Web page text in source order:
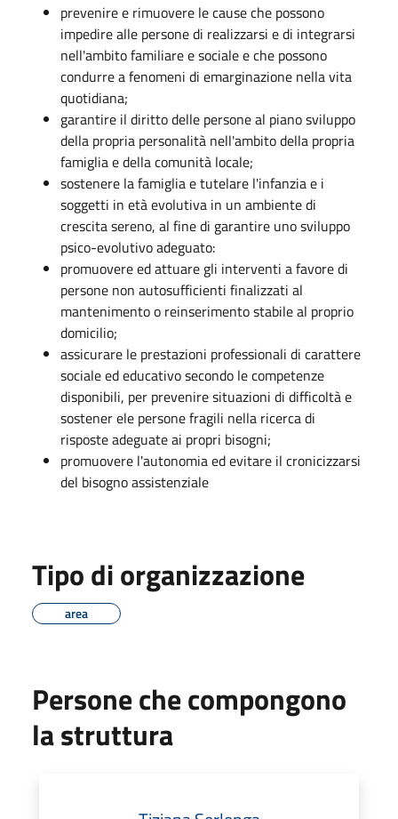
prevenire e rimuovere le cause che possono
impedire alle persone di realizzarsi e di integrarsi
nell'ambito familiare e sociale e che possono
condurre a fenomeni di emarginazione nella vita
quotidiana;
garantire il diritto delle persone al piano sviluppo
della propria personalità nell'ambito della propria
famiglia e della comunità locale;
sostenere la famiglia e tutelare l'infanzia e i
soggetti in età evolutiva in un ambiente di
crescita sereno, al fine di garantire uno sviluppo
psico-evolutivo adeguato:
promuovere ed attuare gli interventi a favore di
persone non autosufficienti finalizzati al
mantenimento o reinserimento stabile al proprio
domicilio;
assicurare le prestazioni professionali di carattere
sociale ed educativo secondo le competenze
disponibili, per prevenire situazioni di difficoltà e
sostener ele persone fragili nella ricerca di
risposte adeguate ai propri bisogni;
promuovere l'autonomia ed evitare il cronicizzarsi
del bisogno assistenziale
Tipo di organizzazione
area
Persone che compongono
la struttura